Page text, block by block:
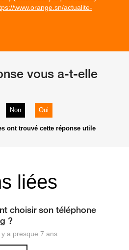
www.orange.sn/actualite-
vous a-t-elle
Non Oui
ont trouvé cette réponse utile
liées
choisir son téléphone
?
y a presque 7 ans